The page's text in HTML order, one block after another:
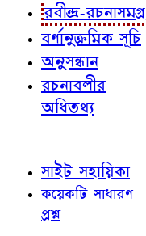
রবীন্দ্র-রচনাসমগ্র
বর্ণানুক্রমিক সূচি
অনুসন্ধান
রচনাবলীর
অধিতথ্য
সাইট সহায়িকা
কয়েকটি সাধারণ
প্রশ্ন